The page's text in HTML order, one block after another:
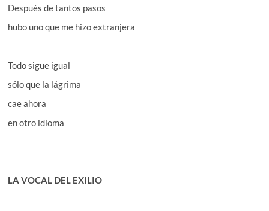
Después de tantos pasos
hubo uno que me hizo extranjera
Todo sigue igual
sólo que la lágrima
cae ahora
en otro idioma
LA VOCAL DEL EXILIO